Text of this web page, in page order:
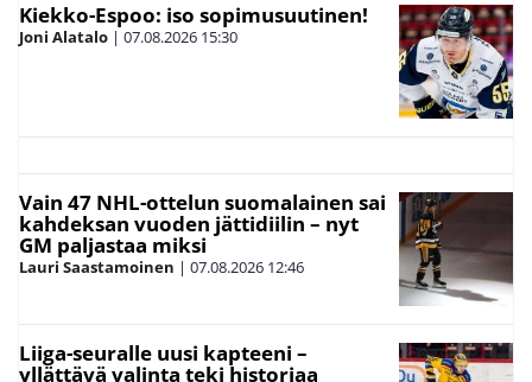
Kiekko-Espoo: iso sopimusuutinen!
Joni Alatalo | 07.08.2026 15:30
Vain 47 NHL-ottelun suomalainen sai
kahdeksan vuoden jättidiilin – nyt
GM paljastaa miksi
Lauri Saastamoinen | 07.08.2026 12:46
Liiga-seuralle uusi kapteeni –
yllättävä valinta teki historiaa